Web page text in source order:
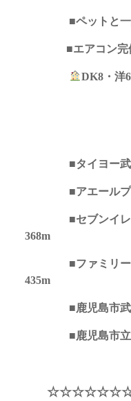
■ペットと
■エアコン完備
DK8・洋
■タイヨー
■アエールプラ
■セブンイレブ
368m
■ファミリーマ
435m
■鹿児島市武保
■鹿児島市立武
☆☆☆☆☆☆☆い